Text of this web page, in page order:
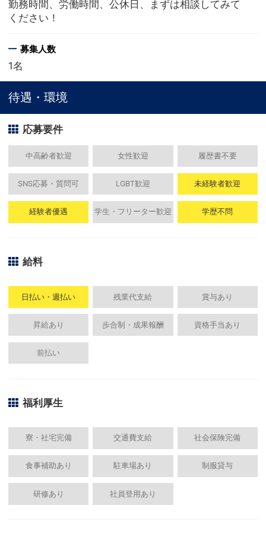
勤務時間、労働時間、公休日、まずは相談してみて
ください！
募集人数
1名
待遇・環境
応募要件
中高齢者歓迎 女性歓迎 履歴書不要
SNS応募・質問可 LGBT歓迎 未経験者歓迎
経験者優遇 学生・フリーター歓迎 学歴不問
給料
日払い・週払い 残業代支給 賞与あり
昇給あり 歩合制・成果報酬 資格手当あり
前払い
福利厚生
寮・社宅完備 交通費支給 社会保険完備
食事補助あり 駐車場あり 制服貸与
研修あり 社員登用あり